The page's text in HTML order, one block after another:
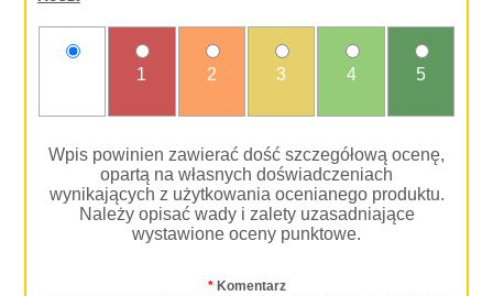
1 2 3 4 5
Wpis powinien zawierać dość szczegółową ocenę,
opartą na własnych doświadczeniach
wynikających z użytkowania ocenianego produktu.
Należy opisać wady i zalety uzasadniające
wystawione oceny punktowe.
*Komentarz